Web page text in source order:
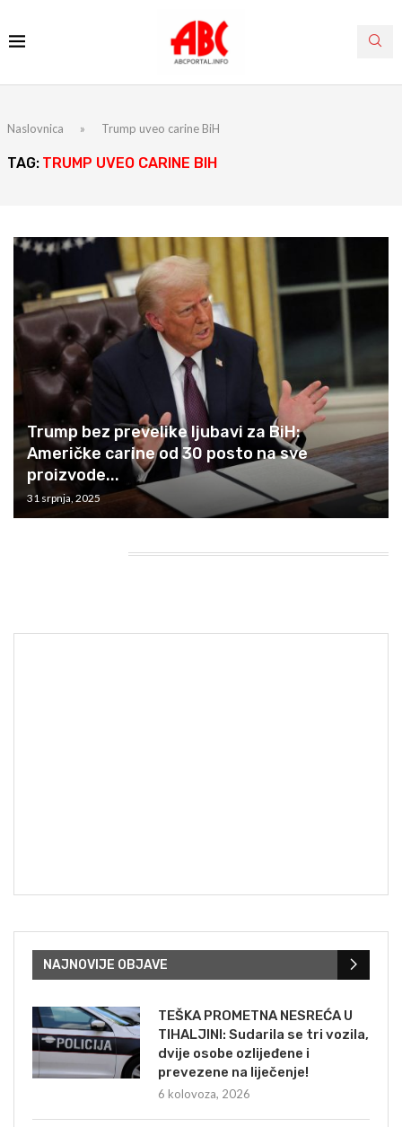
Naslovnica » Trump uveo carine BiH
TAG: TRUMP UVEO CARINE BIH
Trump bez prevelike ljubavi za BiH:
Američke carine od 30 posto na sve
proizvode...
31 srpnja, 2025
NAJNOVIJE OBJAVE
TEŠKA PROMETNA NESREĆA U
TIHALJINI: Sudarila se tri vozila,
dvije osobe ozlijeđene i
prevezene na liječenje!
6 kolovoza, 2026